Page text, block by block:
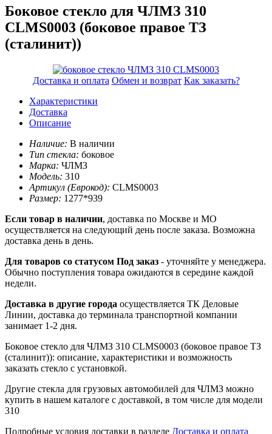
Боковое стекло для ЧЛМЗ 310
CLMS0003 (боковое правое ТЗ
(сталинит))
Доставка и оплата Обмен и возврат Как заказать?
Характеристики
Доставка
Описание
Наличие: В наличии
Тип стекла: боковое
Марка: ЧЛМЗ
Модель: 310
Артикул (Еврокод): CLMS0003
Размер: 1277*939
Если товар в наличии, доставка по Москве и МО
осуществляется на следующий день после заказа. Возможна
доставка день в день.
Для товаров со статусом Под заказ - уточняйте у менеджера.
Обычно поступления товара ожидаются в середине каждой
недели.
Доставка в другие города осуществляется ТК Деловые
Линии, доставка до терминала транспортной компании
занимает 1-2 дня.
Боковое стекло для ЧЛМЗ 310 CLMS0003 (боковое правое ТЗ
(сталинит)): описание, характеристики и возможность
заказать стекло с установкой.
Другие стекла для грузовых автомобилей для ЧЛМЗ можно
купить в нашем каталоге с доставкой, в том числе для модели
310
Подробные условия доставки в разделе Доставка и оплата